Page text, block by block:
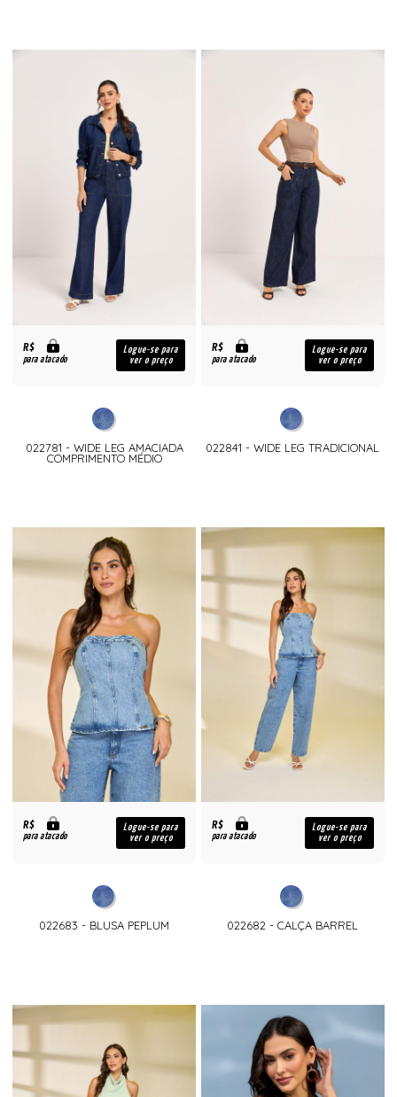
R$
para atacado
Logue-se para
ver o preço
022781 - WIDE LEG AMACIADA
COMPRIMENTO MÉDIO
R$
para atacado
Logue-se para
ver o preço
022841 - WIDE LEG TRADICIONAL
R$
para atacado
Logue-se para
ver o preço
022683 - BLUSA PEPLUM
R$
para atacado
Logue-se para
ver o preço
022682 - CALÇA BARREL